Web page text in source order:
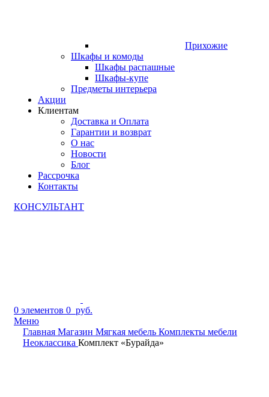
Прихожие
Шкафы и комоды
Шкафы распашные
Шкафы-купе
Предметы интерьера
Акции
Клиентам
Доставка и Оплата
Гарантии и возврат
О нас
Новости
Блог
Рассрочка
Контакты
КОНСУЛЬТАНТ
0 элементов 0 руб.
Меню
Главная Магазин Мягкая мебель Комплекты мебели
Неоклассика Комплект «Бурайда»